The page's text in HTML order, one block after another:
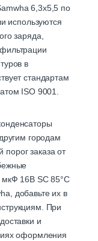
6,3х5,5 по
используются
заряда,
в
стандартам
ISO 9001.
городам
заказа от
мкФ 16В SC 85°C
добавьте их в
При
и
оформления